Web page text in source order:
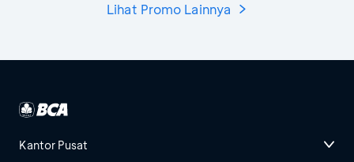
Lihat Promo Lainnya
Kantor Pusat